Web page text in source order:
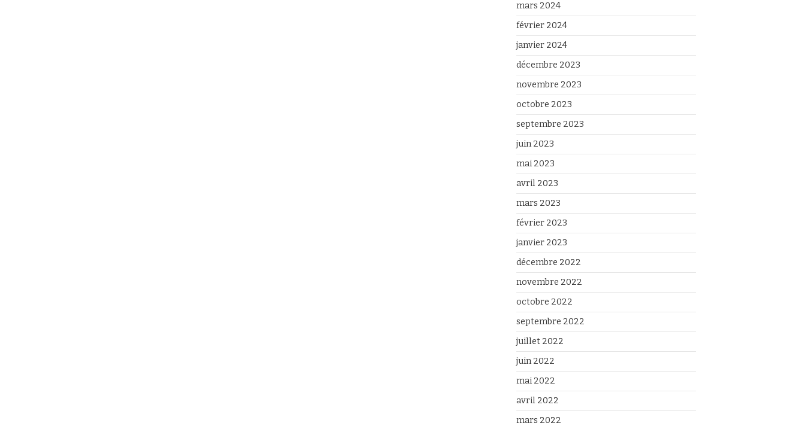
mars 2024
février 2024
janvier 2024
décembre 2023
novembre 2023
octobre 2023
septembre 2023
juin 2023
mai 2023
avril 2023
mars 2023
février 2023
janvier 2023
décembre 2022
novembre 2022
octobre 2022
septembre 2022
juillet 2022
juin 2022
mai 2022
avril 2022
mars 2022